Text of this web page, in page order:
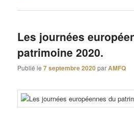
Les journées
patrimoine 2020.
Publié le7 septembre 2020parAMFQ